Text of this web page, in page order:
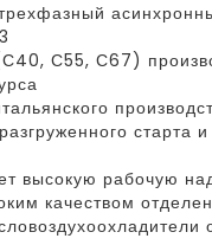
С55, С67)
высокую рабочую
качеством